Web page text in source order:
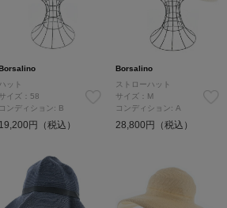
ハット
サイズ：58
コンディション: B
19,200円（税込）
Borsalino
ストローハット
サイズ：M
コンディション: A
28,800円（税込）